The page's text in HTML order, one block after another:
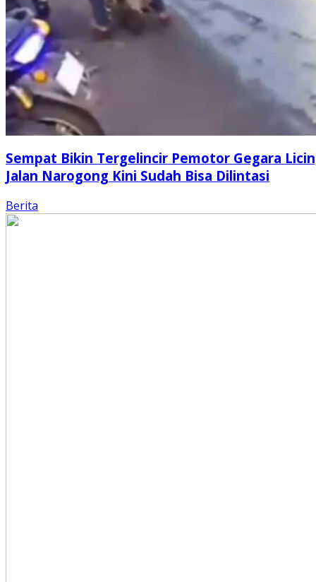
Sempat Bikin Tergelincir Pemotor Gegara
Jalan Narogong Kini Sudah Bisa Dilintasi
Berita